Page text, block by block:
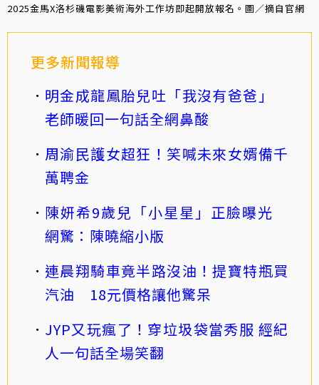
2025金馬X洛杉磯電影美術海外工作坊即起開放報名。圖／摘自官網
更多新聞報導
明金成龍鳳胎兒吐「我沒有爸爸」
老師暖回一句話全網鼻酸
周渝民護女超狂！笑喊未來女婿備千
萬聘金
陳妍希9歲兒「小星星」正臉曝光
網驚：陳曉縮小版
連晨翔騎車竟半路沒油！提寶特瓶買
汽油 18元價格讓他驚呆
JYP又玩瘋了！穿垃圾袋當秀服 經紀
人一句話全場笑翻